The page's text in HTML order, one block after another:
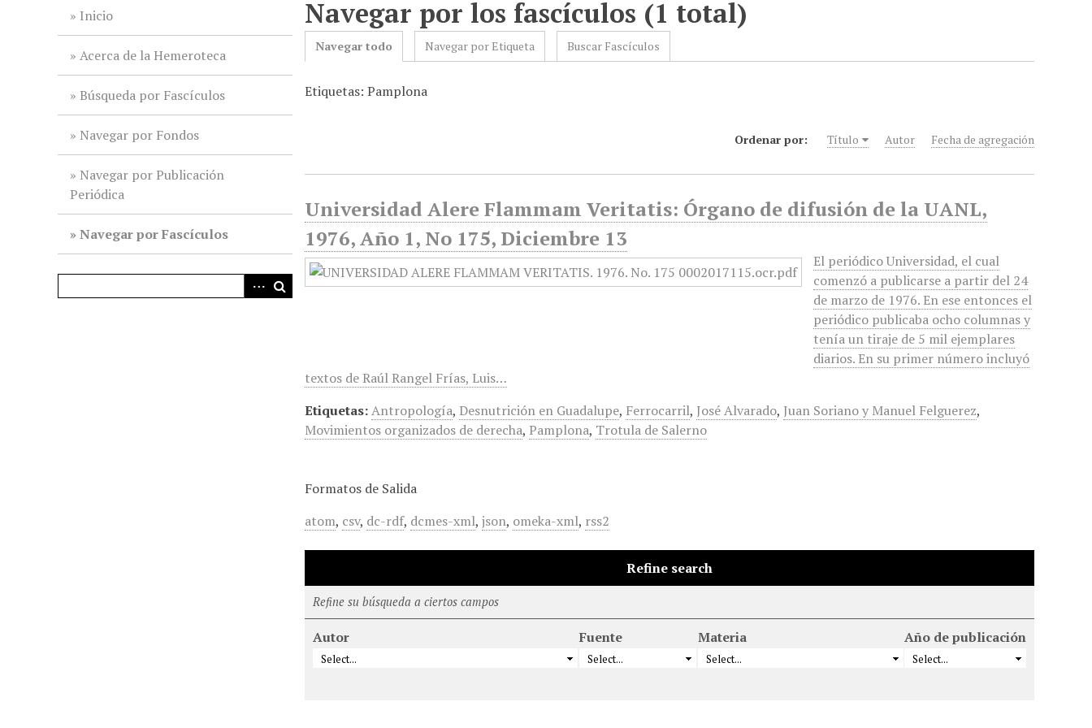
Inicio
Acerca de la Hemeroteca
Búsqueda por Fascículos
Navegar por Fondos
Navegar por Publicación
Periódica
Navegar por Fascículos
Navegar por los fascículos (1 total)
Navegar todo Navegar por Etiqueta Buscar Fascículos
Etiquetas: Pamplona
Ordenar por: Título Autor Fecha de agregación
Universidad Alere Flammam Veritatis: Órgano de difusión de la UANL,
1976, Año 1, No 175, Diciembre 13
El periódico Universidad, el cual
comenzó a publicarse a partir del 24
de marzo de 1976. En ese entonces el
periódico publicaba ocho columnas y
tenía un tiraje de 5 mil ejemplares
diarios. En su primer número incluyó
textos de Raúl Rangel Frías, Luis…
Etiquetas:Antropología, Desnutrición en Guadalupe, Ferrocarril, José Alvarado, Juan Soriano y Manuel Felguerez,
Movimientos organizados de derecha, Pamplona, Trotula de Salerno
Formatos de Salida
atom, csv, dc-rdf, dcmes-xml,json, omeka-xml, rss2
Refine search
Refine su búsqueda a ciertos campos
Autor Fuente Materia Año de publicación